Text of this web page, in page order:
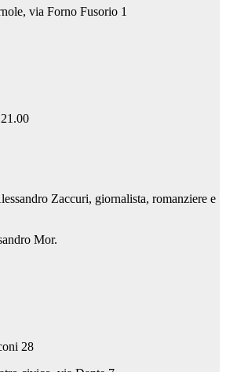
via Forno Fusorio 1
Zaccuri, giornalista, romanziere e
Mor.
28